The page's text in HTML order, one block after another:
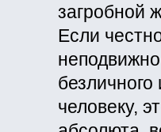
загробной
Если
человеку,